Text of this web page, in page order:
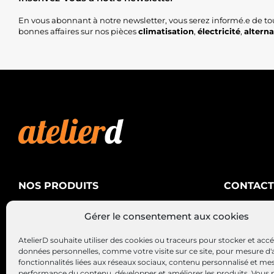
Gérer le consentement aux cookies
AtelierD souhaite utiliser des cookies ou traceurs pour stocker et
données personnelles, comme votre visite sur ce site, pour mesure
fonctionnalités liées aux réseaux sociaux, contenu personnalisé et
En vous abonnant à notre newsletter, vous serez informé.e de
bonnes affaires sur nos piècesclimatisation, électricité,
NOS PRODUITS
Alternateurs – Démarreurs
CONTACT
AtelierD
88200
03 29 22 34